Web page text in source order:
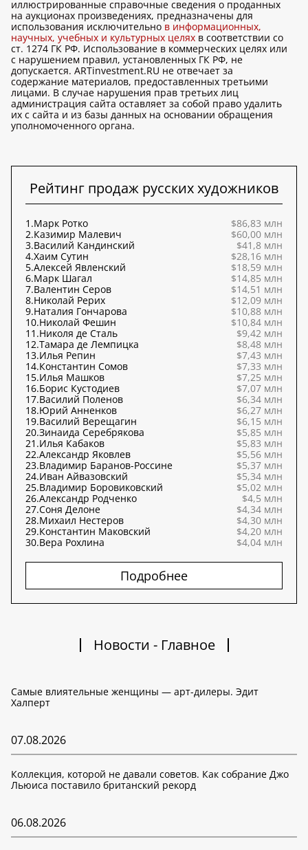
иллюстрированные справочные сведения о проданных
на аукционах произведениях, предназначены для
использования исключительно в информационных,
научных, учебных и культурных целях в соответствии со
ст. 1274 ГК РФ. Использование в коммерческих целях или
с нарушением правил, установленных ГК РФ, не
допускается. ARTinvestment.RU не отвечает за
содержание материалов, предоставленных третьими
лицами. В случае нарушения прав третьих лиц
администрация сайта оставляет за собой право удалить
их с сайта и из базы данных на основании обращения
уполномоченного органа.
Рейтинг продаж русских художников
1.Марк Ротко
$86,83 млн
2.Казимир Малевич
$60,00 млн
3.Василий Кандинский
$41,8 млн
4.Хаим Сутин
$28,16 млн
5.Алексей Явленский
$18,59 млн
6.Марк Шагал
$14,85 млн
7.Валентин Серов
$14,51 млн
8.Николай Рерих
$12,09 млн
9.Наталия Гончарова
$10,88 млн
10.Николай Фешин
$10,84 млн
11.Николя де Сталь
$9,42 млн
12.Тамара де Лемпицка
$8,48 млн
13.Илья Репин
$7,43 млн
14.Константин Сомов
$7,33 млн
15.Илья Машков
$7,25 млн
16.Борис Кустодиев
$7,07 млн
17.Василий Поленов
$6,34 млн
18.Юрий Анненков
$6,27 млн
19.Василий Верещагин
$6,15 млн
20.Зинаида Серебрякова
$5,85 млн
21.Илья Кабаков
$5,83 млн
22.Александр Яковлев
$5,56 млн
23.Владимир Баранов-Россине
$5,37 млн
24.Иван Айвазовский
$5,34 млн
25.Владимир Боровиковский
$5,02 млн
26.Александр Родченко
$4,5 млн
27.Соня Делоне
$4,34 млн
28.Михаил Нестеров
$4,30 млн
29.Константин Маковский
$4,20 млн
30.Вера Рохлина $4,04 млн
Подробнее
Новости - Главное
Самые влиятельные женщины — арт-дилеры. Эдит
Халперт
07.08.2026
Коллекция, которой не давали советов. Как собрание Джо
Льюиса поставило британский рекорд
06.08.2026